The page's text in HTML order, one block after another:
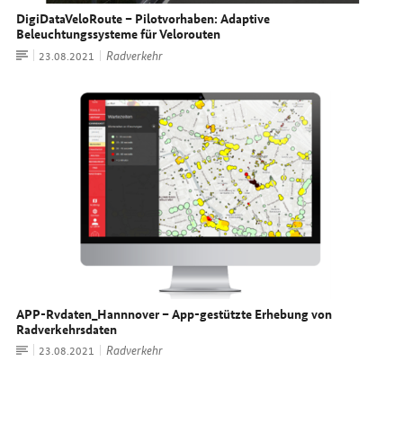
DigiDataVeloRoute – Pilotvorhaben: Adaptive
Beleuchtungssysteme für Velorouten
ArtikelDatum:
23.08.2021 Radverkehr
APP-Rvdaten_Hannnover –App-gestützte Erhebung von
Radverkehrsdaten
ArtikelDatum:
23.08.2021 Radverkehr